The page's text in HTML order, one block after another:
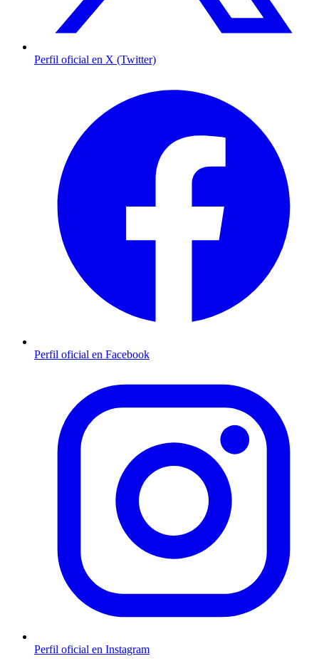
Perfil oficial en X (Twitter)
Perfil oficial en Facebook
Perfil oficial en Instagram